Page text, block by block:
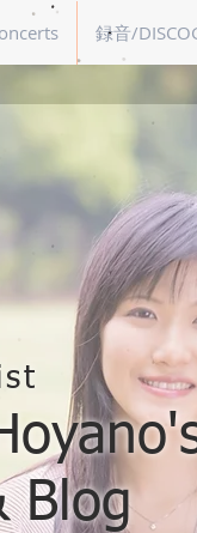
録音/
Blog